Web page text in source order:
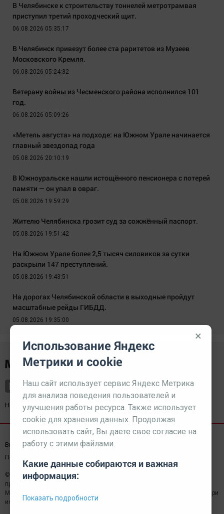
В Челябинске к строительству тоннелей метротрамвая
приступил третий проходческий щит.
06.08.2026 05:35:17
В Челябинск привезут более ста раритетов из Музеев
Московского Кремля.
06.08.2026 05:24:32
Ветерану войны из Чесменского района исполнился 101
год.
06.08.2026 05:09:26
«Метель августа» на подходе: на Южном Урале начинается
главный звездопад года
05.08.2026 20:10:19
В Южноуральске нашли истощённого пенсионера с потерей
памяти — он упал в овраг.
05.08.2026 19:59:29
Жителю Челябинска грозит суд за сожжённый паспорт.
05.08.2026 19:51:42
На Южном Урале более 2,5 тысяч силовиков за сутки
раскрыли 147 преступлений.
05.08.2026 19:43:51
На дорогах Челябинской области в выходные пройдут
масштабные рейды ГИБДД.
05.08.2026 19:35:00
Наш партнерkurorty-sochi.ru
Выходные данные СМИ Реклама
Пользовательское соглашение
© 2026 МЕДИАЗАВОД — Сайт может содержать контент,
предназначенный для лиц 18+
Мнение редакции может не совпадать с мнением отдельных авторов.При
использовании материалов сайта ссылка обязательна.
×
Использование Яндекс
Метрики и cookie
Наш сайт использует сервис Яндекс Метрика
для анализа поведения пользователей и
улучшения работы ресурса. Также использует
cookie для хранения данных. Продолжая
использовать сайт, Вы даете свое согласие на
работу с этими файлами.
Какие данные собираются и важная
информация:
Показать подробности